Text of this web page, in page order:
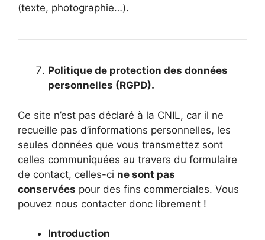
(texte, photographie…).
Politique de protection des données
personnelles (RGPD).
Ce site n’est pas déclaré à la CNIL, car il ne
recueille pas d’informations personnelles, les
seules données que vous transmettez sont
celles communiquées au travers du formulaire
de contact, celles-ci ne sont pas
conservées pour des fins commerciales. Vous
pouvez nous contacter donc librement !
Introduction